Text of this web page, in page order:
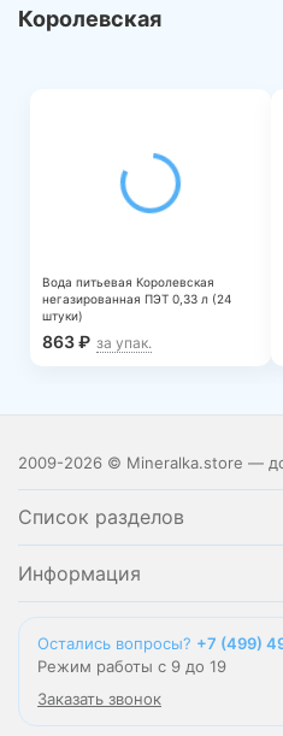
Королевская
Вода питьевая Королевская
негазированная ПЭТ 0,33 л (24
штуки)
863₽ за упак.
2009-2026 © Mineralka.store —
Список разделов
Информация
Остались вопросы? +7 (499)
Режим работы с 9 до 19
Заказать звонок